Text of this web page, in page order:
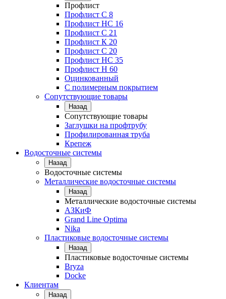
Профлист
Профлист С 8
Профлист НС 16
Профлист C 21
Профлист К 20
Профлист С 20
Профлист НС 35
Профлист Н 60
Оцинкованный
С полимерным покрытием
Сопутствующие товары
Назад
Сопутствующие товары
Заглушки на профтрубу
Профилированная труба
Крепеж
Водосточные системы
Назад
Водосточные системы
Металлические водосточные системы
Назад
Металлические водосточные системы
АЗКиФ
Grand Line Optima
Nika
Пластиковые водосточные системы
Назад
Пластиковые водосточные системы
Bryza
Docke
Клиентам
Назад